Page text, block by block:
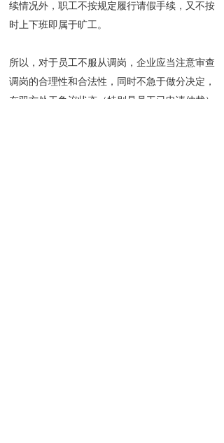
续情况外，职工不按规定履行请假手续，又不按
时上下班即属于旷工。
所以，对于员工不服从调岗，企业应当注意审查
调岗的合理性和合法性，同时不急于做分决定，
在双方处于争议状态（特别是员工已申请仲裁）